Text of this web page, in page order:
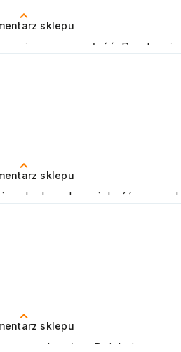
sklepu
się na przyszłość.
sklepu
udoskonalamy jakość
sklepu
usług. Dziękujemy za